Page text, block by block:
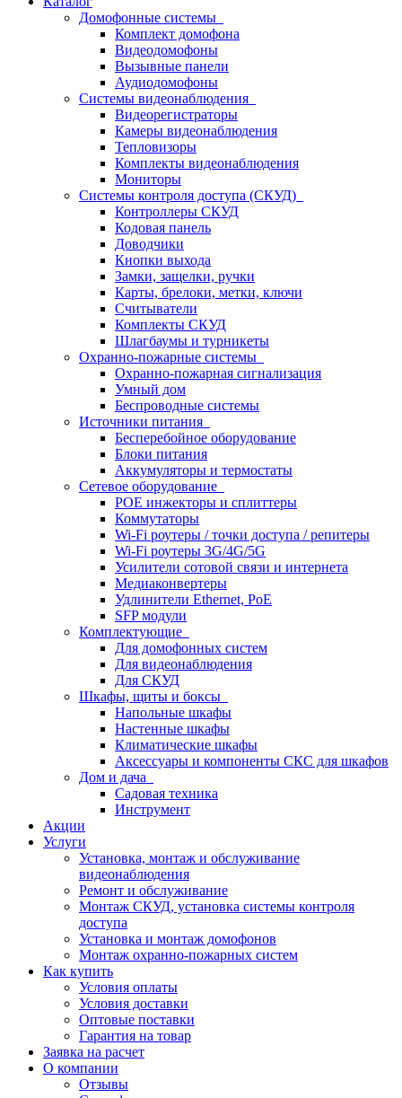
Домофонные системы
Комплект домофона
Видеодомофоны
Вызывные панели
Аудиодомофоны
Системы видеонаблюдения
Видеорегистраторы
Камеры видеонаблюдения
Тепловизоры
Комплекты видеонаблюдения
Мониторы
Системы контроля доступа (СКУД)
Контроллеры СКУД
Кодовая панель
Доводчики
Кнопки выхода
Замки, защелки, ручки
Карты, брелоки, метки, ключи
Считыватели
Комплекты СКУД
Шлагбаумы и турникеты
Охранно-пожарные системы
Охранно-пожарная сигнализация
Умный дом
Беспроводные системы
Источники питания
Бесперебойное оборудование
Блоки питания
Аккумуляторы и термостаты
Сетевое оборудование
POE инжекторы и сплиттеры
Коммутаторы
Wi-Fi роутеры / точки доступа / репитеры
Wi-Fi роутеры 3G/4G/5G
Усилители сотовой связи и интернета
Медиаконвертеры
Удлинители Ethernet, PoE
SFP модули
Комплектующие
Для домофонных систем
Для видеонаблюдения
Для СКУД
Шкафы, щиты и боксы
Напольные шкафы
Настенные шкафы
Климатические шкафы
Аксессуары и компоненты СКС для шкафов
Дом и дача
Садовая техника
Инструмент
Акции
Услуги
Установка, монтаж и обслуживание
видеонаблюдения
Ремонт и обслуживание
Монтаж СКУД, установка системы контроля
доступа
Установка и монтаж домофонов
Монтаж охранно-пожарных систем
Как купить
Условия оплаты
Условия доставки
Оптовые поставки
Гарантия на товар
Заявка на расчет
О компании
Отзывы